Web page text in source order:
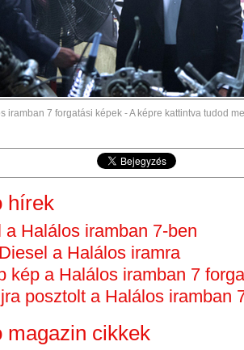
iramban 7 forgatási képek - A képre kattintva tudod
hírek
a Halálos iramban 7-ben
a Halálos iramra
kép a Halálos iramban 7
posztolt a Halálos iramban
magazin cikkek